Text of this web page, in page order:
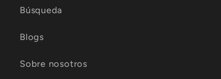
Búsqueda
Blogs
Sobre nosotros